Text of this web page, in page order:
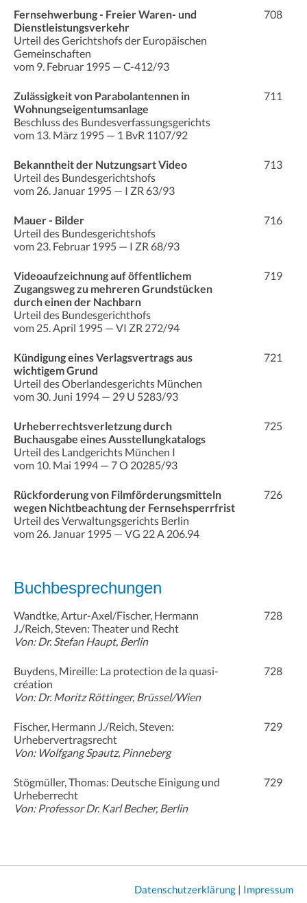
Fernsehwerbung - Freier Waren- und
Dienstleistungsverkehr
Urteil des Gerichtshofs der Europäischen
Gemeinschaften
vom 9. Februar 1995 — C-412/93
708
Zulässigkeit von Parabolantennen in
Wohnungseigentumsanlage
Beschluss des Bundesverfassungsgerichts
vom 13. März 1995 — 1 BvR 1107/92
711
Bekanntheit der Nutzungsart Video
Urteil des Bundesgerichtshofs
vom 26. Januar 1995 — I ZR 63/93
713
Mauer - Bilder
Urteil des Bundesgerichtshofs
vom 23. Februar 1995 — I ZR 68/93
716
Videoaufzeichnung auf öffentlichem
Zugangsweg zu mehreren Grundstücken
durch einen der Nachbarn
Urteil des Bundesgerichthofs
vom 25. April 1995 — VI ZR 272/94
719
Kündigung eines Verlagsvertrags aus
wichtigem Grund
Urteil des Oberlandesgerichts München
vom 30. Juni 1994 — 29 U 5283/93
721
Urheberrechtsverletzung durch
Buchausgabe eines Ausstellungkatalogs
Urteil des Landgerichts München I
vom 10. Mai 1994 — 7 O 20285/93
725
Rückforderung von Filmförderungsmitteln
wegen Nichtbeachtung der Fernsehsperrfrist
Urteil des Verwaltungsgerichts Berlin
vom 26. Januar 1995 — VG 22 A 206.94
726
Buchbesprechungen
Wandtke, Artur-Axel/Fischer, Hermann
J./Reich, Steven: Theater und Recht
Von: Dr. Stefan Haupt, Berlin
728
Buydens, Mireille: La protection de la quasi-
création
Von: Dr. Moritz Röttinger, Brüssel/Wien
728
Fischer, Hermann J./Reich, Steven:
Urhebervertragsrecht
Von: Wolfgang Spautz, Pinneberg
729
Stögmüller, Thomas: Deutsche Einigung und
Urheberrecht
Von: Professor Dr. Karl Becher, Berlin
729
Datenschutzerklärung | Impressum